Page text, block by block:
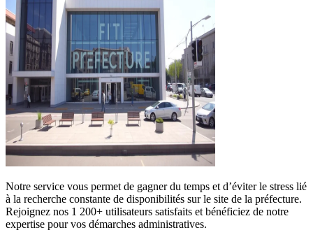
Notre service vous permet de gagner du temps et d’éviter le stress lié
à la recherche constante de disponibilités sur le site de la préfecture.
Rejoignez nos 1 200+ utilisateurs satisfaits et bénéficiez de notre
expertise pour vos démarches administratives.